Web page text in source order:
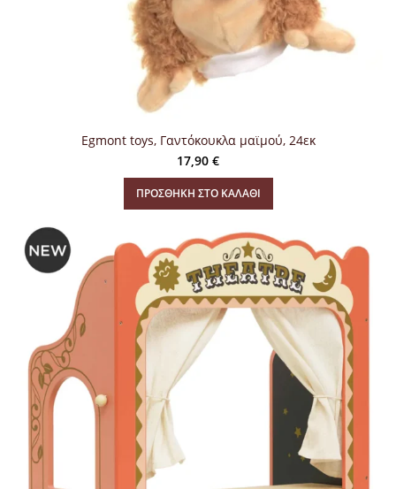
Egmont toys, Γαντόκουκλα μαϊμού, 24εκ
17,90 €
ΠΡΟΣΘΉΚΗ ΣΤΟ ΚΑΛΆΘΙ